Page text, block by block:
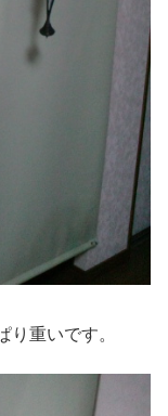
り重いです。